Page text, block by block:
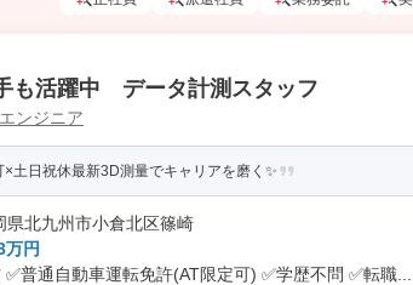
も活躍中 データ計測スタッフ
ンジニア
土日祝休最新3D測量でキャリアを磨く✨
県北九州市小倉北区篠崎
万円
普通自動車運転免許(AT限定可) ✅学歴不問 ✅転職...